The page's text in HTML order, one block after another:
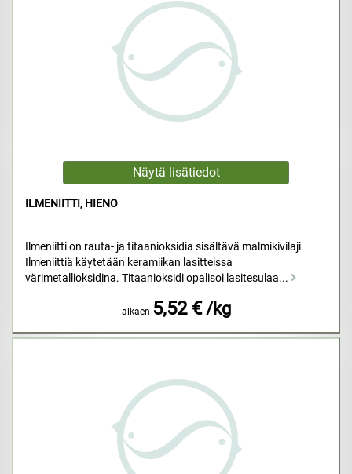
ILMENIITTI, HIENO
Ilmeniitti on rauta- ja titaanioksidia sisältävä malmikivilaji.
Ilmeniittiä käytetään keramiikan lasitteissa
värimetallioksidina. Titaanioksidi opalisoi lasitesulaa...
alkaen 5,52 € /kg